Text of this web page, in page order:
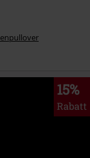
15%
Rabatt